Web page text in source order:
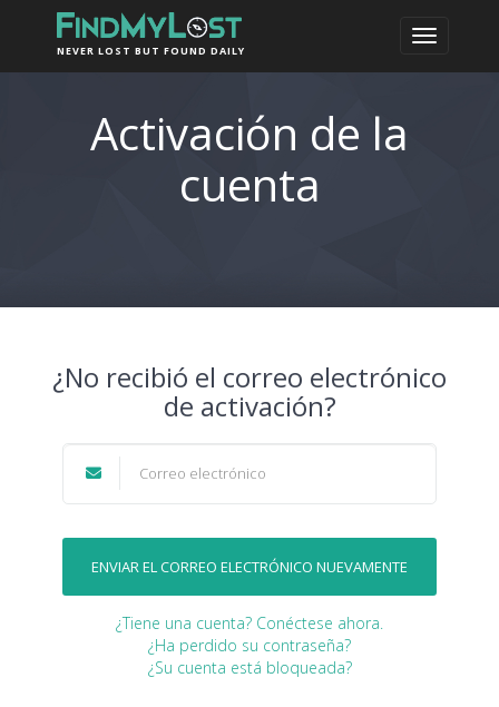
NEVER LOST BUT FOUND DAILY
Activación de la
cuenta
¿No recibió el correo electrónico
de activación?
¿Tiene una cuenta? Conéctese ahora.
¿Ha perdido su contraseña?
¿Su cuenta está bloqueada?